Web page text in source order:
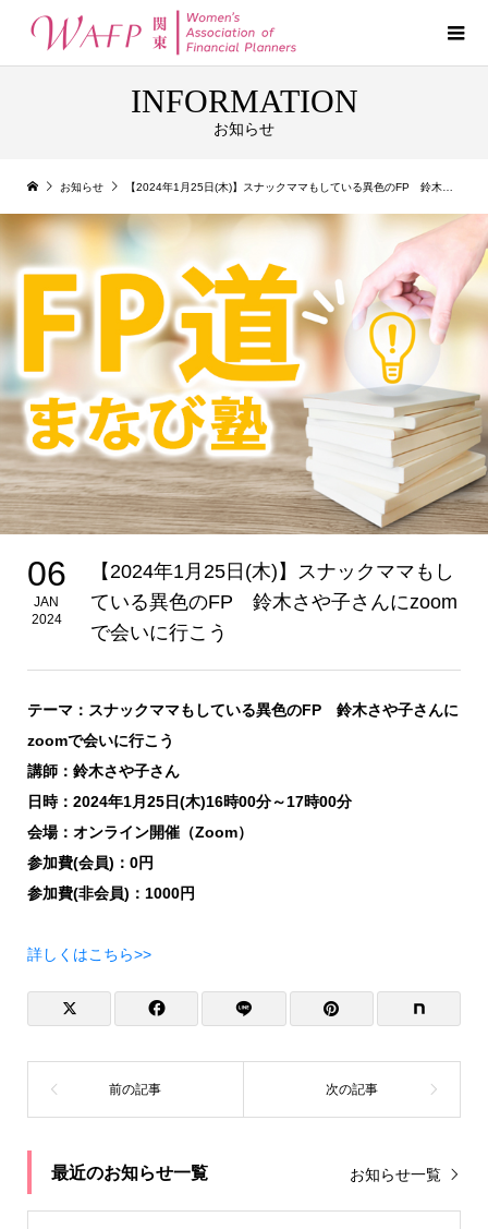
INFORMATION
お知らせ
お知らせ 【2024年1月25日(木)】スナックママもしている異色のFP 鈴木さや子さんにzoomで会いに行こう
06
JAN
2024
【2024年1月25日(木)】スナックママもし
ている異色のFP 鈴木さや子さんにzoom
で会いに行こう
テーマ：スナックママもしている異色のFP 鈴木さや子さんに
zoomで会いに行こう
講師：鈴木さや子さん
日時：2024年1月25日(木)16時00分～17時00分
会場：オンライン開催（Zoom）
参加費(会員)：0円
参加費(非会員)：1000円
詳しくはこちら>>
最近のお知らせ一覧 お知らせ一覧